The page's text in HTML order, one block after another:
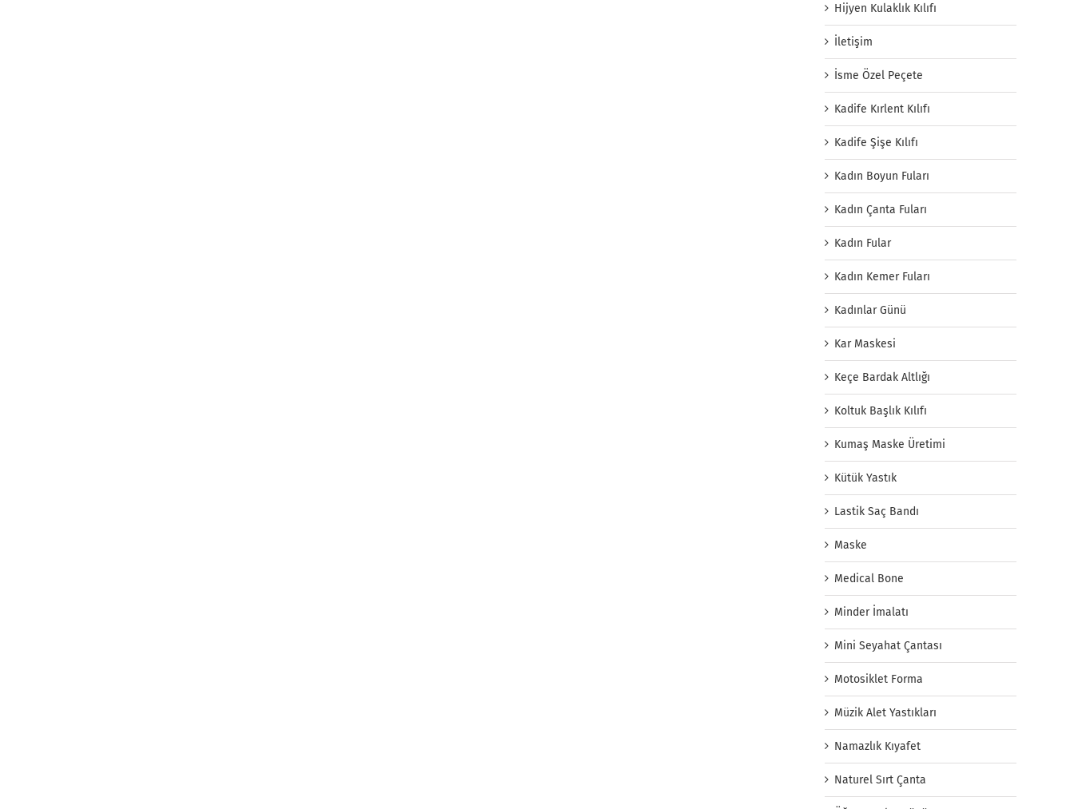
Hijyen Kulaklık Kılıfı
İletişim
İsme Özel Peçete
Kadife Kırlent Kılıfı
Kadife Şişe Kılıfı
Kadın Boyun Fuları
Kadın Çanta Fuları
Kadın Fular
Kadın Kemer Fuları
Kadınlar Günü
Kar Maskesi
Keçe Bardak Altlığı
Koltuk Başlık Kılıfı
Kumaş Maske Üretimi
Kütük Yastık
Lastik Saç Bandı
Maske
Medical Bone
Minder İmalatı
Mini Seyahat Çantası
Motosiklet Forma
Müzik Alet Yastıkları
Namazlık Kıyafet
Naturel Sırt Çanta